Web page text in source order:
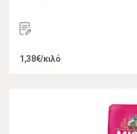
1,38€/κιλό